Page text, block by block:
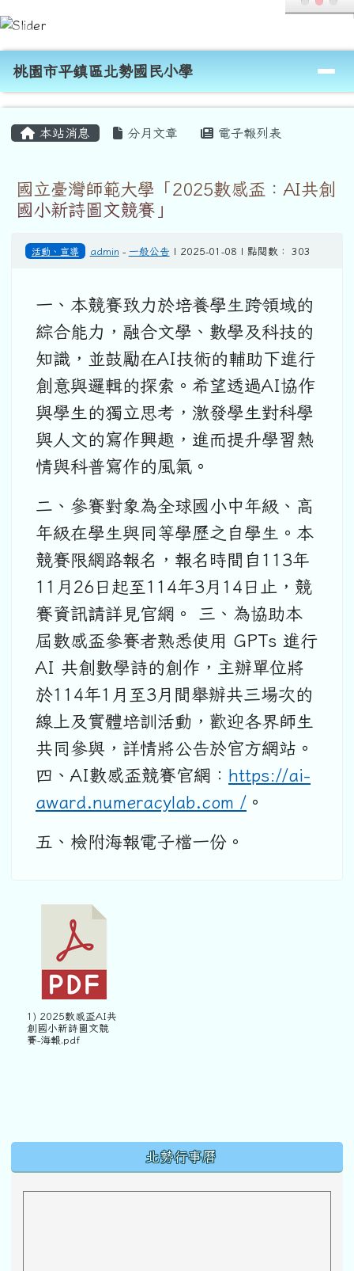
跳至主內容區
桃園市平鎮區北勢國民小學
導覽列
桃園市平鎮區北勢國民小學
本站消息 分月文章 電子報列表
國立臺灣師範大學「2025數感盃：AI共創
國小新詩圖文競賽」
活動、宣導 admin - 一般公告 | 2025-01-08 | 點閱數： 303
一、本競賽致力於培養學生跨領域的
綜合能力，融合文學、數學及科技的
知識，並鼓勵在AI技術的輔助下進行
創意與邏輯的探索。希望透過AI協作
與學生的獨立思考，激發學生對科學
與人文的寫作興趣，進而提升學習熱
情與科普寫作的風氣。
二、參賽對象為全球國小中年級、高
年級在學生與同等學歷之自學生。本
競賽限網路報名，報名時間自113年
11月26日起至114年3月14日止，競
賽資訊請詳見官網。 三、為協助本
屆數感盃參賽者熟悉使用 GPTs 進行
AI 共創數學詩的創作，主辦單位將
於114年1月至3月間舉辦共三場次的
線上及實體培訓活動，歡迎各界師生
共同參與，詳情將公告於官方網站。
四、AI數感盃競賽官網： https://ai-
award.numeracylab.com / 。
五、檢附海報電子檔一份。
1) 2025數感盃AI共
創國小新詩圖文競
賽-海報.pdf
北勢行事曆